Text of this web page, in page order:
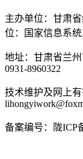
主办单位：甘肃
位：国家信息系
地址：甘肃省兰州
0931-8960322
技术维护及网上有
备案编号：陇ICP